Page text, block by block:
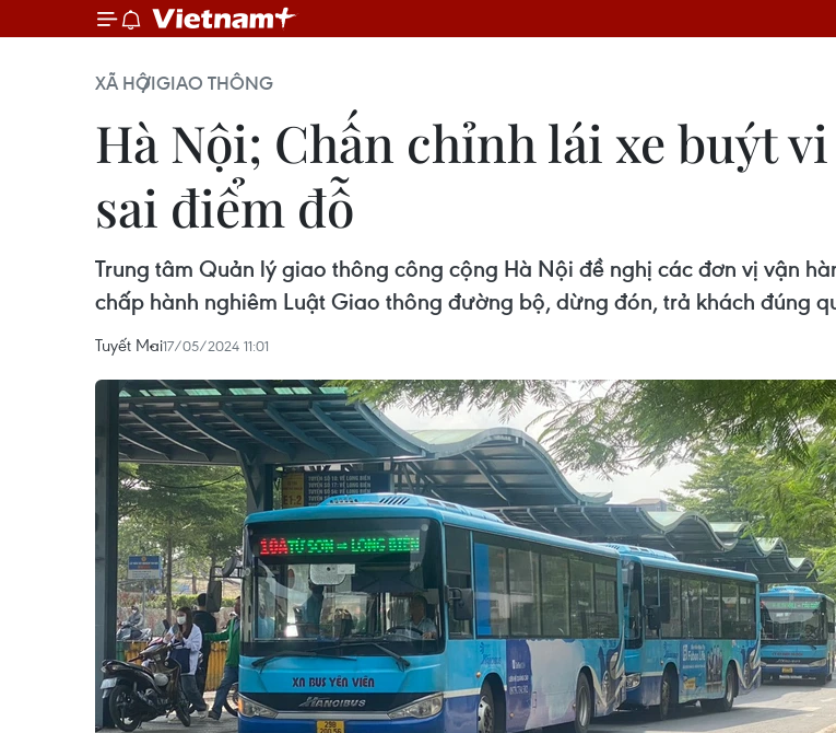
XÃ HỘIGIAO THÔNG
Hà Nội; Chấn chỉnh lái xe buýt
sai điểm đỗ
Trung tâm Quản lý giao thông công cộng Hà Nội đề nghị các đơn vị vận
chấp hành nghiêm Luật Giao thông đường bộ, dừng đón, trả khách đúng
Tuyết Mai17/05/2024 11:01